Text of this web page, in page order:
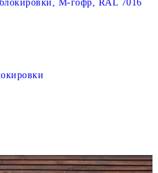
M-гофр, RAL 7016